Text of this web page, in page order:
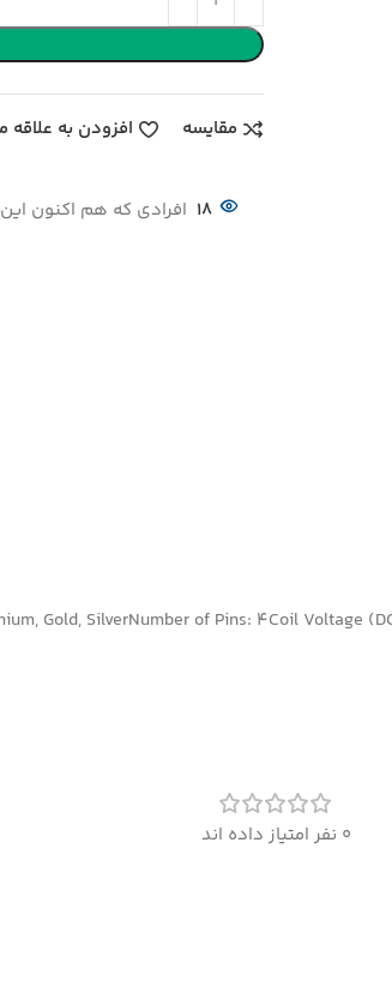
مقایسه افزودن به علاقه
18 افرادی که هم اکنون
Gold, SilverNumber of Pins: 4Coil Voltage
0 نفر امتیاز داده اند